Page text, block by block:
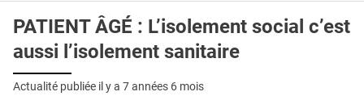
CRÉDITS
PATIENT ÂGÉ : L’isolement social c’est
aussi l’isolement sanitaire
Actualité publiée il y a 7 années 6 mois